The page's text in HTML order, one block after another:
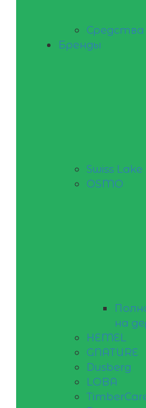
Средства
Бренды
Swiss Lake
OSMO
на
HEMEL
GNATURE
Dusberg
LOBA